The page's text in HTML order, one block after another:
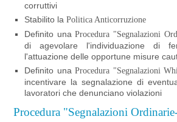
corruttivi
Stabilito laPolitica Anticorruzione
Definito unaProcedura "Segnalazioni
di agevolare l'individuazione di
l'attuazione delle opportune misure
Definito unaProcedura "Segnalazioni
incentivare la segnalazione di
lavoratori che denunciano violazioni
Procedura "Segnalazioni